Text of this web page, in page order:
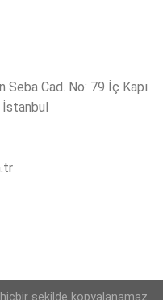
Seba Cad. No: 79 İç Kapı
şekilde kopyalanamaz.